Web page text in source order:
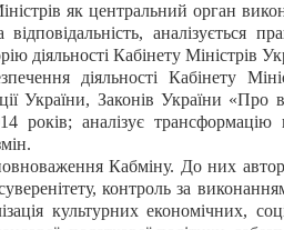
як центральний орган
аналізується
діяльності Кабінету Міністрів
діяльності Кабінету
України, Законів України «Про
років; аналізує
Кабміну. До них автор
контроль за
культурних економічних,